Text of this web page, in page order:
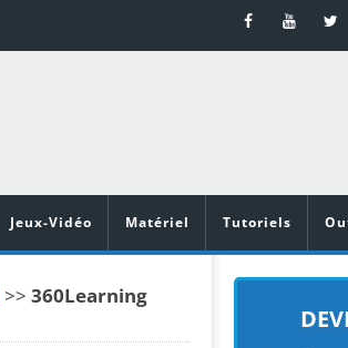
Jeux-Vidéo Matériel Tutoriels
>> 360Learning